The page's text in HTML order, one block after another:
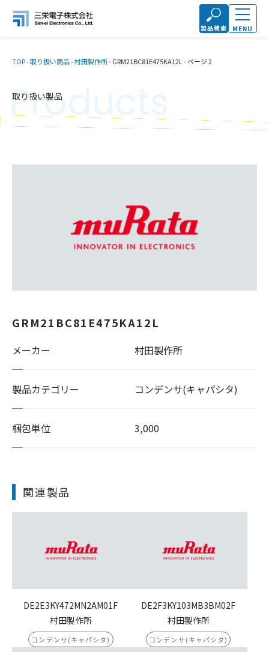
製品検索 MENU
TOP-取り扱い商品-村田製作所-GRM21BC81E475KA12L -ページ 2
取り扱い製品
Products
GRM21BC81E475KA12L
メーカー 村田製作所
製品カテゴリー コンデンサ(キャパシタ)
梱包単位 3,000
関連製品
DE2E3KY472MN2AM01F
村田製作所
コンデンサ(キャパシタ)
DE2F3KY103MB3BM02F
村田製作所
コンデンサ(キャパシタ)